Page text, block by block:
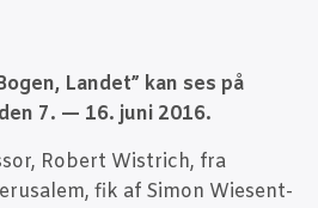
Lan­det” kan ses på
7. — 16. juni 2016.
Robert Wistrich, fra
fik af Simon Wie­sent­